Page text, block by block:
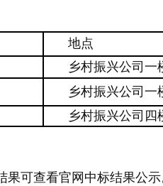
地点
乡村振兴公司一
乡村振兴公司一
乡村振兴公司四
可查看官网中标结果公示